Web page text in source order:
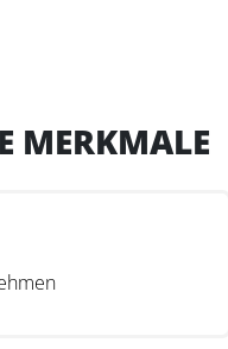
von
aus.
MERKMALE